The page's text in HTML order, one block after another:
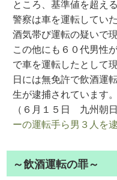
ところ、基準値を超え
警察は車を運転してい
酒気帯び運転の疑いで
この他にも６０代男性
で車を運転したとして
日には無免許で飲酒運
生が逮捕されています。
（６月１５日 九州朝
ーの運転手ら男３人を逮
～飲酒運転の罪～